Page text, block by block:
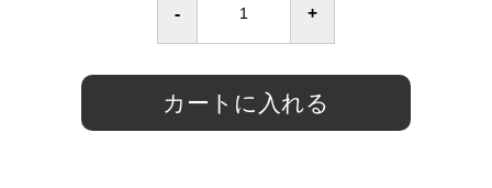
- +
カートに入れる